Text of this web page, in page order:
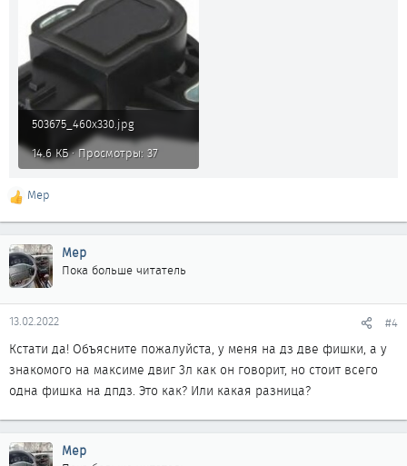
503675_460x330.jpg
14.6 КБ · Просмотры: 37
Р
е
к
ц
и
и
:
Мер
Мер
Пока больше читатель
13.02.2022 #4
Кстати да! Объясните пожалуйста, у меня на дз две фишки, а у
знакомого на максиме двиг 3л как он говорит, но стоит всего
одна фишка на дпдз. Это как? Или какая разница?
Мер